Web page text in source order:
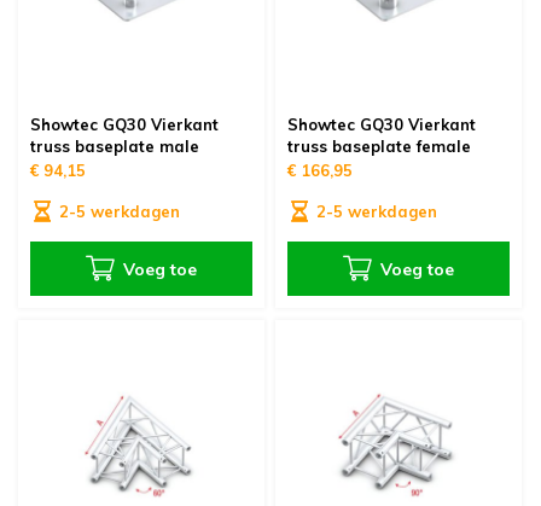
Showtec GQ30 Vierkant
truss baseplate male
€ 94,15
2-5 werkdagen
Voeg toe
Showtec GQ30 Vierkant
truss baseplate female
€ 166,95
2-5 werkdagen
Voeg toe